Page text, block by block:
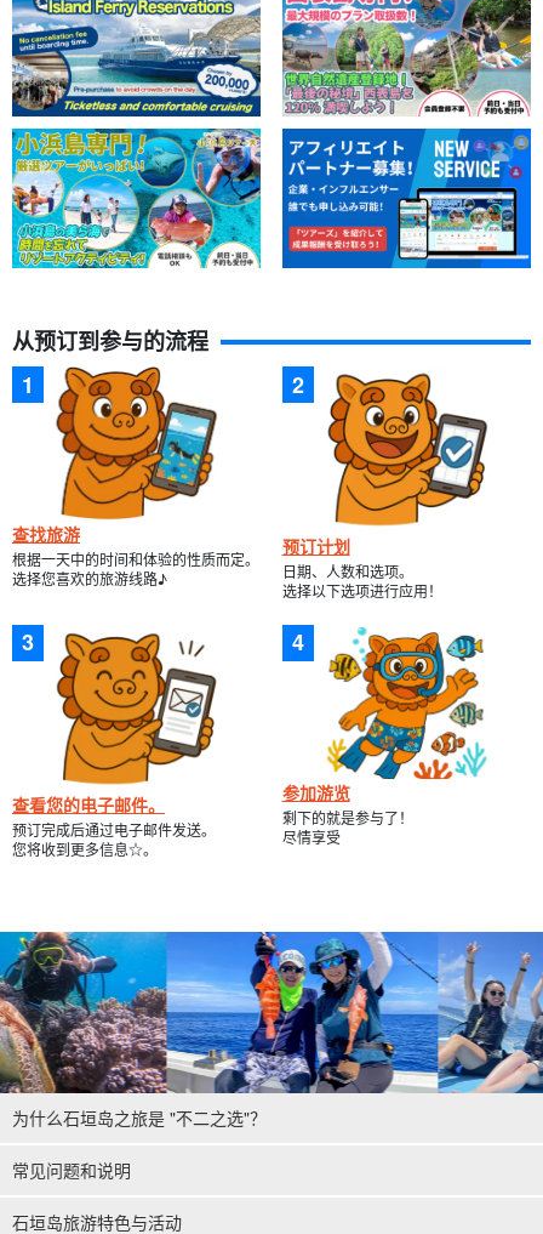
免费照片数据礼物
在游览过程中，导游会用特制的防水相机为您拍照，并免费为您提
点击此处查看幻影岛旅游线路列表。
点击此处查看石垣岛浮潜活动列表。
点击此处查看蓝洞浮潜旅游线路列表
从预订到参与的流程
查找旅游
根据一天中的时间和体验的性质而定。
选择您喜欢的旅游线路♪
预订计划
日期、人数和选项。
选择以下选项进行应用！
查看您的电子邮件。
预订完成后通过电子邮件发送。
您将收到更多信息☆。
参加游览
剩下的就是参与了！
尽情享受
为什么石垣岛之旅是 "不二之选"？
常见问题和说明
石垣岛旅游特色与活动